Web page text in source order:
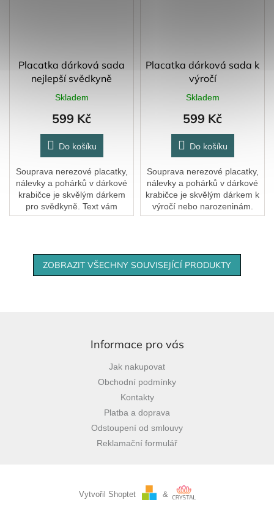
Placatka dárková sada
nejlepší svědkyně
Skladem
599 Kč
Do košíku
Souprava nerezové placatky,
nálevky a pohárků v dárkové
krabičce je skvělým dárkem
pro svědkyně. Text vám
upravíme podle vašich
Placatka dárková sada k
výročí
Skladem
599 Kč
Do košíku
Souprava nerezové placatky,
nálevky a pohárků v dárkové
krabičce je skvělým dárkem k
výročí nebo narozeninám.
Jméno i číslo vám rádi
ZOBRAZIT VŠECHNY SOUVISEJÍCÍ PRODUKTY
Informace pro vás
Jak nakupovat
Obchodní podmínky
Kontakty
Platba a doprava
Odstoupení od smlouvy
Reklamační formulář
Vytvořil Shoptet &